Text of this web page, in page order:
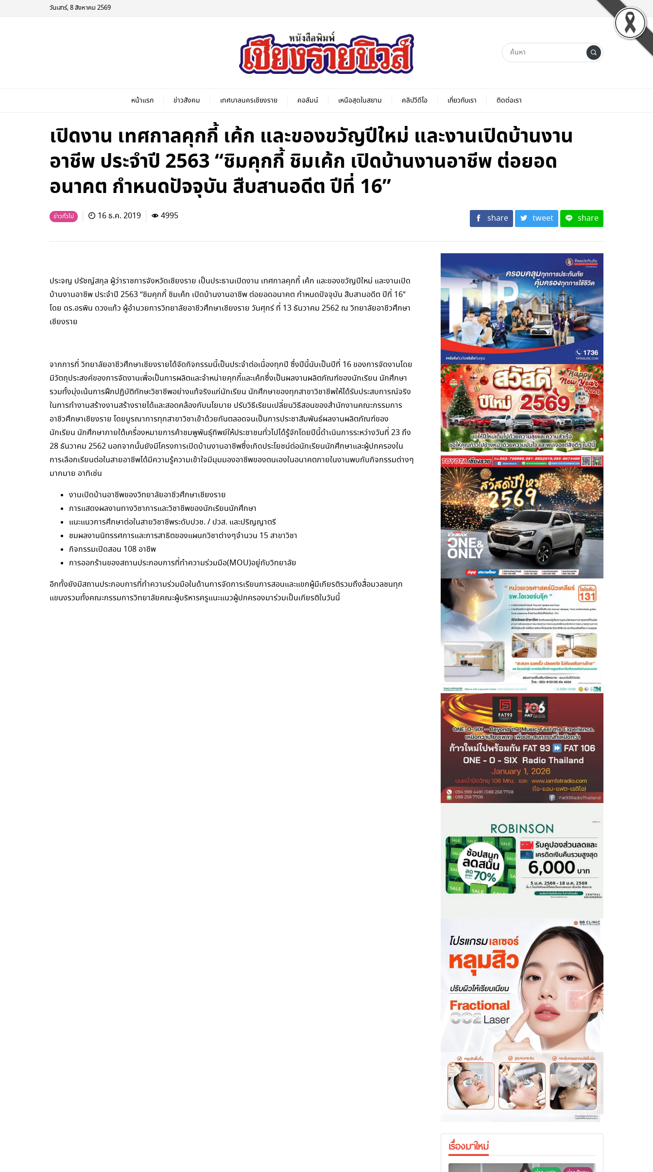
วันเสาร์, 8 สิงหาคม 2569
หน้าแรก ข่าวสังคม เทศบาลนครเชียงราย คอลัมน์ เหนือสุดในสยาม คลิปวีดีโอ เกี่ยวกับเรา ติดต่อเรา
เปิดงาน เทศกาลคุกกี้ เค้ก และของขวัญปีใหม่ และงานเปิดบ้านงาน
อาชีพ ประจำปี 2563 “ชิมคุกกี้ ชิมเค้ก เปิดบ้านงานอาชีพ ต่อยอด
อนาคต กำหนดปัจจุบัน สืบสานอดีต ปีที่ 16”
ข่าวทั่วไป 16 ธ.ค. 2019 4995 share tweet share
ประจญ ปรัชญ์สกุล ผู้ว่าราชการจังหวัดเชียงราย เป็นประธานเปิดงาน เทศกาลคุกกี้ เค้ก และของขวัญปีใหม่ และงานเปิด
บ้านงานอาชีพ ประจำปี 2563 “ชิมคุกกี้ ชิมเค้ก เปิดบ้านงานอาชีพ ต่อยอดอนาคต กำหนดปัจจุบัน สืบสานอดีต ปีที่ 16”
โดย ดร.อรพิน ดวงแก้ว ผู้อำนวยการวิทยาลัยอาชีวศึกษาเชียงราย วันศุกร์ ที่ 13 ธันวาคม 2562 ณ วิทยาลัยอาชีวศึกษา
เชียงราย
จากการที่ วิทยาลัยอาชีวศึกษาเชียงรายได้จัดกิจกรรมนี้เป็นประจำต่อเนื่องทุกปี ซึ่งปีนี้นับเป็นปีที่ 16 ของการจัดงานโดย
มีวัตถุประสงค์ของการจัดงานเพื่อเป็นการผลิตและจำหน่ายคุกกี้และเค้กซึ่งเป็นผลงานผลิตภัณฑ์ของนักเรียน นักศึกษา
รวมทั้งมุ่งเน้นการฝึกปฏิบัติทักษะวิชาชีพอย่างแท้จริงแก่นักเรียน นักศึกษาของทุกสาขาวิชาชีพให้ได้รับประสบการณ์จริง
ในการทำงานสร้างงานสร้างรายได้และสอดคล้องกับนโยบาย ปรับวิธีเรียนเปลี่ยนวิธีสอนของสำนักงานคณะกรรมการ
อาชีวศึกษาเชียงราย โดยบูรณาการทุกสาขาวิชาเข้าด้วยกันตลอดจนเป็นการประชาสัมพันธ์ผลงานผลิตภัณฑ์ของ
นักเรียน นักศึกษาภายใต้เครื่องหมายการค้าชมพูพันธุ์ทิพย์ให้ประชาชนทั่วไปได้รู้จักโดยปีนี้ดำเนินการระหว่างวันที่ 23 ถึง
28 ธันวาคม 2562 นอกจากนั้นยังมีโครงการเปิดบ้านงานอาชีพซึ่งเกิดประโยชน์ต่อนักเรียนนักศึกษาและผู้ปกครองใน
การเลือกเรียนต่อในสายอาชีพได้มีความรู้ความเข้าใจมีมุมมองอาชีพของตนเองในอนาคตภายในงานพบกับกิจกรรมต่างๆ
มากมาย อาทิเช่น
งานเปิดบ้านอาชีพของวิทยาลัยอาชีวศึกษาเชียงราย
การแสดงผลงานทางวิชาการและวิชาชีพของนักเรียนนักศึกษา
แนะแนวการศึกษาต่อในสายวิชาชีพระดับปวช. / ปวส. และปริญญาตรี
ชมผลงานนิทรรศการและการสาธิตของแผนกวิชาต่างๆจำนวน 15 สาขาวิชา
กิจกรรมเปิดสอน 108 อาชีพ
การออกร้านของสถานประกอบการที่ทำความร่วมมือ(MOU)อยู่กับวิทยาลัย
อีกทั้งยังมีสถานประกอบการที่ทำความร่วมมือในด้านการจัดการเรียนการสอนและแขกผู้มีเกียรติรวมถึงสื่อมวลชนทุก
แขนงรวมทั้งคณะกรรมการวิทยาลัยคณะผู้บริหารครูแนะแนวผู้ปกครองมาร่วมเป็นเกียรติในวันนี้
เรื่องมาใหม่